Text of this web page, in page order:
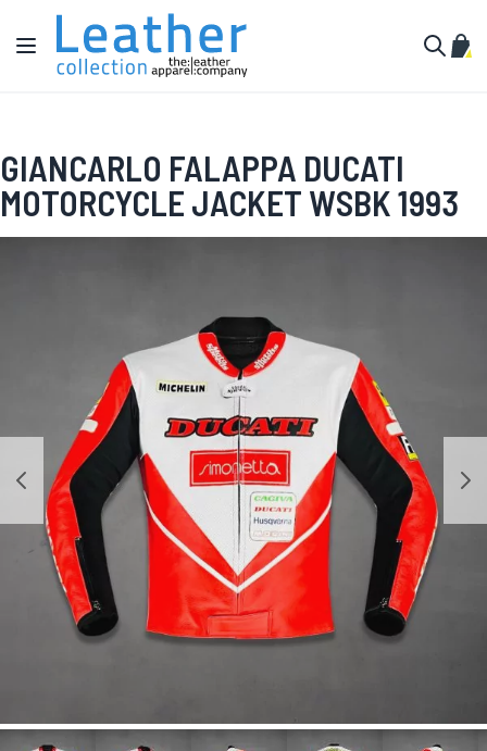
Pular para o conteúdo
Alternar Nav
GIANCARLO FALAPPA DUCATI
MOTORCYCLE JACKET WSBK 1993